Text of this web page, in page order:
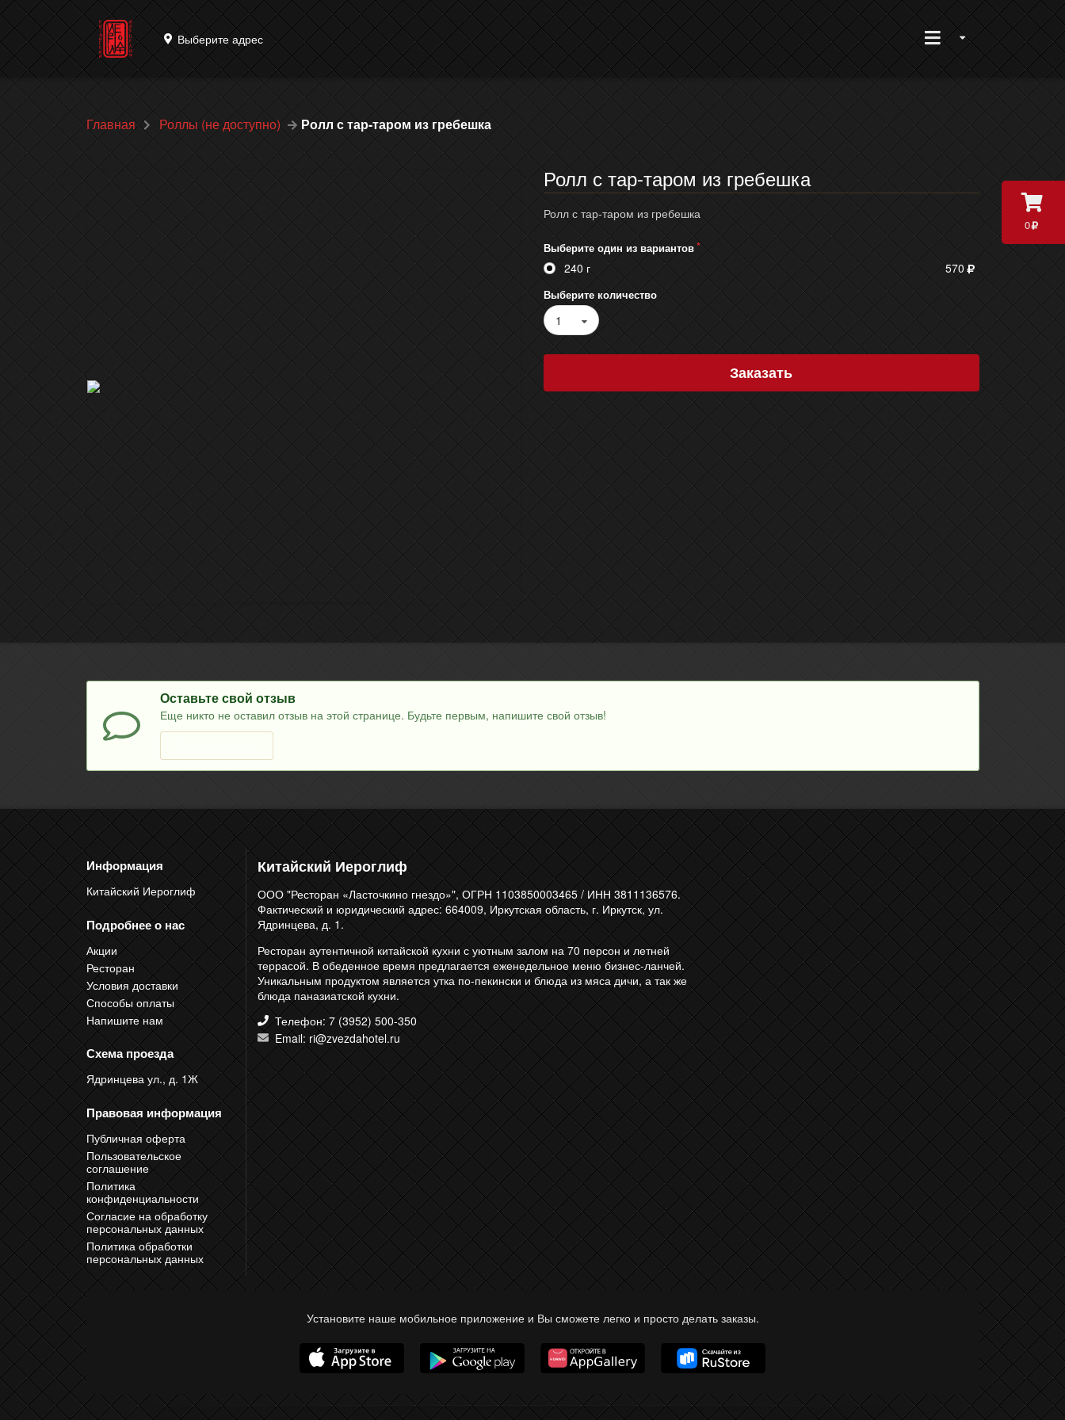
0
Выберите адрес
Главная Роллы (не доступно) Ролл с тар-таром из гребешка
Ролл с тар-таром из гребешка
Ролл с тар-таром из гребешка
Выберите один из вариантов
240 г 570
Выберите количество
1
Заказать
Оставьте свой отзыв
Еще никто не оставил отзыв на этой странице. Будьте первым, напишите свой отзыв!
Информация
Китайский Иероглиф
Подробнее о нас
Акции
Ресторан
Условия доставки
Способы оплаты
Напишите нам
Схема проезда
Ядринцева ул., д. 1Ж
Правовая информация
Публичная оферта
Пользовательское
соглашение
Политика
конфиденциальности
Согласие на обработку
персональных данных
Политика обработки
персональных данных
Китайский Иероглиф
ООО "Ресторан «Ласточкино гнездо»", ОГРН 1103850003465 / ИНН 3811136576.
Фактический и юридический адрес: 664009, Иркутская область, г. Иркутск, ул.
Ядринцева, д. 1.
Ресторан аутентичной китайской кухни с уютным залом на 70 персон и летней
террасой. В обеденное время предлагается еженедельное меню бизнес-ланчей.
Уникальным продуктом является утка по-пекински и блюда из мяса дичи, а так же
блюда паназиатской кухни.
Телефон: 7 (3952) 500-350
Email: ri@zvezdahotel.ru
Установите наше мобильное приложение и Вы сможете легко и просто делать заказы.